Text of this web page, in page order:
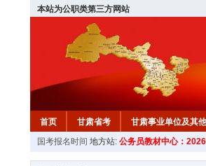
本站为公职类第三方网站
首页 甘肃省考 甘肃事业单位及其
国考报名时间 地方站: 公务员教材中心：